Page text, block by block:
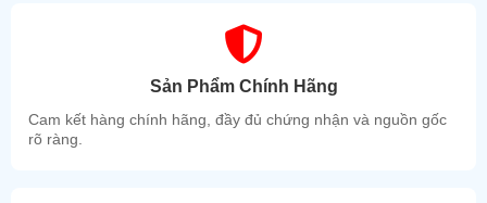
Sản Phẩm Chính Hãng
Cam kết hàng chính hãng, đầy đủ chứng nhận và nguồn gốc
rõ ràng.